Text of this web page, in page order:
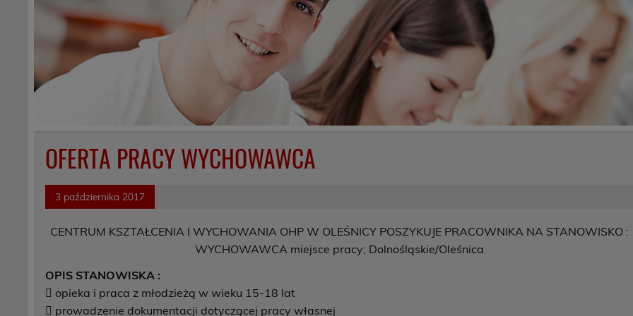
OFERTA PRACY WYCHOWAWCA
3 października 2017
CENTRUM KSZTAŁCENIA I WYCHOWANIA OHP W OLEŚNICY POSZYKUJE PRACOWNIKA NA STANOWISKO :
WYCHOWAWCA miejsce pracy; Dolnośląskie/Oleśnica
OPIS STANOWISKA :
 opieka i praca z młodzieżą w wieku 15-18 lat
 prowadzenie dokumentacji dotyczącej pracy własnej